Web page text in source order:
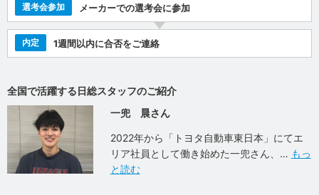
選考会参加 メーカーでの選考会に参加
内定 1週間以内に合否をご連絡
全国で活躍する日総スタッフのご紹介
一兜 晨さん
2022年から「トヨタ自動車東日本」にてエ
リア社員として働き始めた一兜さん、
もっ
と読む